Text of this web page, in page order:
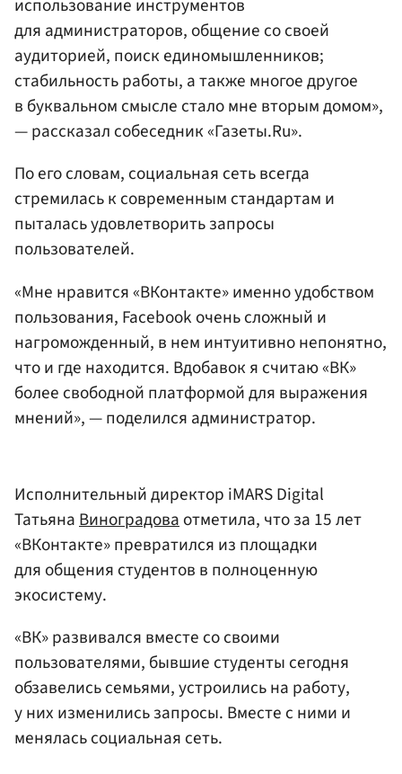
использование инструментов
для администраторов, общение со своей
аудиторией, поиск единомышленников;
стабильность работы, а также многое другое
в буквальном смысле стало мне вторым домом»,
— рассказал собеседник «Газеты.Ru».
По его словам, социальная сеть всегда
стремилась к современным стандартам и
пыталась удовлетворить запросы
пользователей.
«Мне нравится «ВКонтакте» именно удобством
пользования, Facebook очень сложный и
нагроможденный, в нем интуитивно непонятно,
что и где находится. Вдобавок я считаю «ВК»
более свободной платформой для выражения
мнений», — поделился администратор.
Исполнительный директор iMARS Digital
ТатьянаВиноградоваотметила, что за 15 лет
«ВКонтакте» превратился из площадки
для общения студентов в полноценную
экосистему.
«ВК» развивался вместе со своими
пользователями, бывшие студенты сегодня
обзавелись семьями, устроились на работу,
у них изменились запросы. Вместе с ними и
менялась социальная сеть.